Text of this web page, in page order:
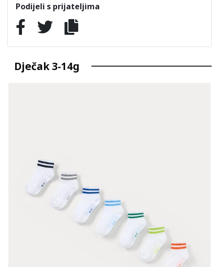
Podijeli s prijateljima
Dječak 3-14g